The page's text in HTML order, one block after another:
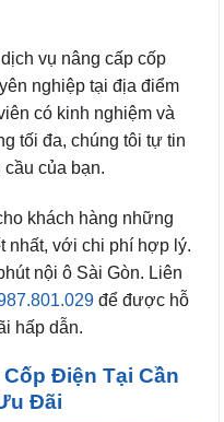
vụ nâng cấp cốp
nghiệp tại địa điểm
có kinh nghiệm và
tối đa, chúng tôi tự tin
cầu của bạn.
khách hàng những
nhất, với chi phí hợp lý.
nội ô Sài Gòn. Liên
để được hỗ
hấp dẫn.
Cốp Điện Tại Cần
Đãi